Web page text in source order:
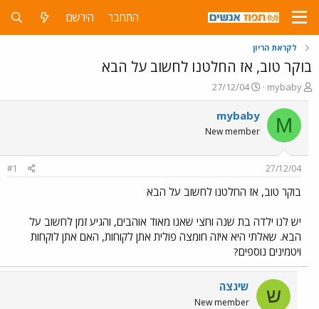
התחבר הירשם
לקראת הריון
בוקר טוב, אז החלטנו לחשוב על הבא
פ
ו
ת
ח
ה
ש
א
mybaby
פ
ו
ר
ס
ם
ר
27/12/04
M
mybaby
New member
27/12/04
#1
בוקר טוב, אז החלטנו לחשוב על הבא
יש לנו ילדה בת שנה וחצי שאנו מאוד אוהבים, והגיע זמן לחשוב על
הבא. שאלתי היא איזה חומצה פולית אתן לקוחות, האם אתן לוקחות
ויטמינים נוספים?
ש שיגצה
New member